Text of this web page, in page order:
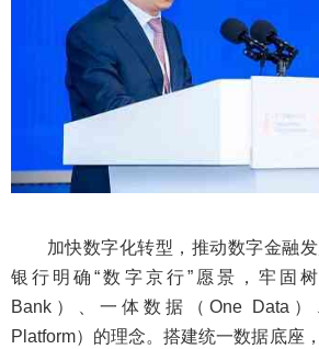
加快数字化转型，推动数字金融发
银行明确“数字京行”愿景，牢固
Bank）、一体数据（One Data
Platform）的理念。搭建统一数据底座